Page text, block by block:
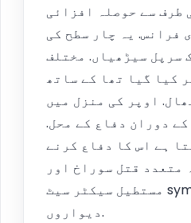
طرف سے حوصلہ افزائی
فرانس. یہ چار سطح کی
سرپل سیڑھیاں. مختلف
کیا گیا تھا کے ساتھ
اوپر کی منزل میں
دوران دفاع کے محل.
ہے اس کا دفاع کرنے
متعدد قتل سوراخ اور
مستطیل سیکٹر سیٹ symmetrically میں
دیواروں.